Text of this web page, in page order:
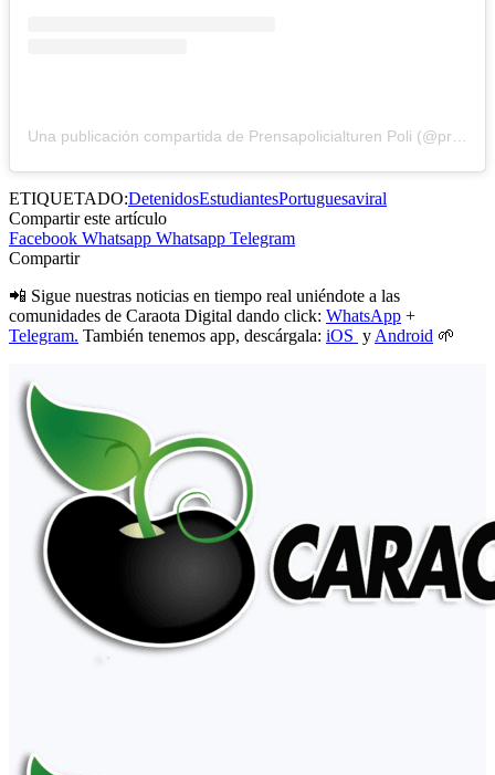
Una publicación compartida de Prensapolicialturen Poli (@prensapolicialccp03)
ETIQUETADO:DetenidosEstudiantesPortuguesaviral
Compartir este artículo
Facebook Whatsapp Whatsapp Telegram
Compartir
📲 Sigue nuestras noticias en tiempo real uniéndote a las
comunidades de Caraota Digital dando click: WhatsApp +
Telegram. También tenemos app, descárgala: iOS yAndroid 🌱